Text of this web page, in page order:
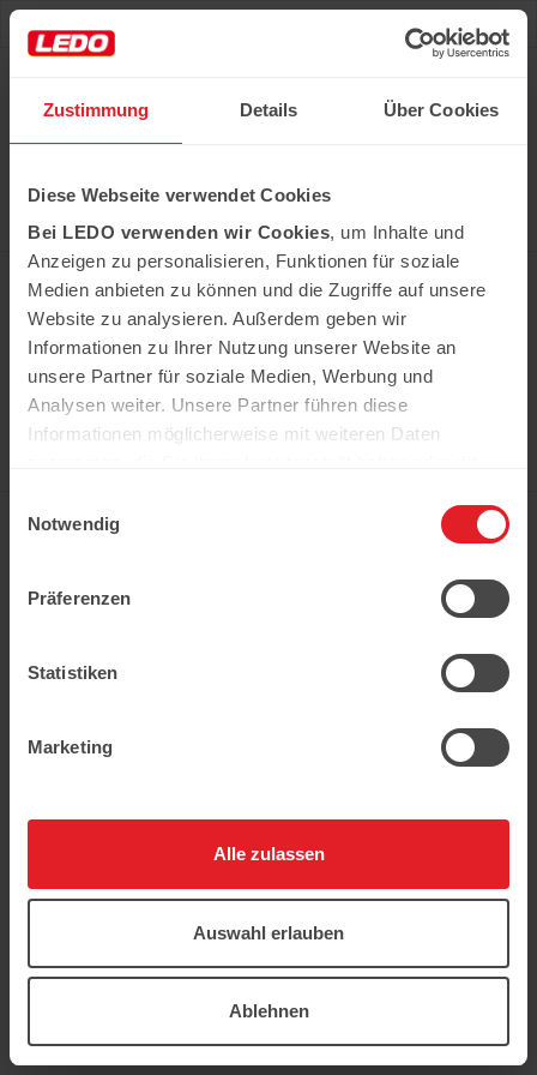
Zustimmung Details Über Cookies
Diese Webseite verwendet Cookies
Bei LEDO verwenden wir Cookies, um Inhalte und
Anzeigen zu personalisieren, Funktionen für soziale
Medien anbieten zu können und die Zugriffe auf unsere
Website zu analysieren. Außerdem geben wir
Informationen zu Ihrer Nutzung unserer Website an
unsere Partner für soziale Medien, Werbung und
Analysen weiter. Unsere Partner führen diese
Informationen möglicherweise mit weiteren Daten
haben.
Notwendig
Präferenzen
Statistiken
Marketing
Alle zulassen
Auswahl erlauben
Ablehnen
Alle notwendigen Produkte können Sie im Netzwerk
unserer Supermärkte Ledo kaufen
Erfahren Sie mehr
In der Kühweid 2a D-76661 Philippsburg-
Huttenheim
ledo.informiert@ledo-markt.de
der gesamte Inhalt sind urheberrechtlich
geschützt.